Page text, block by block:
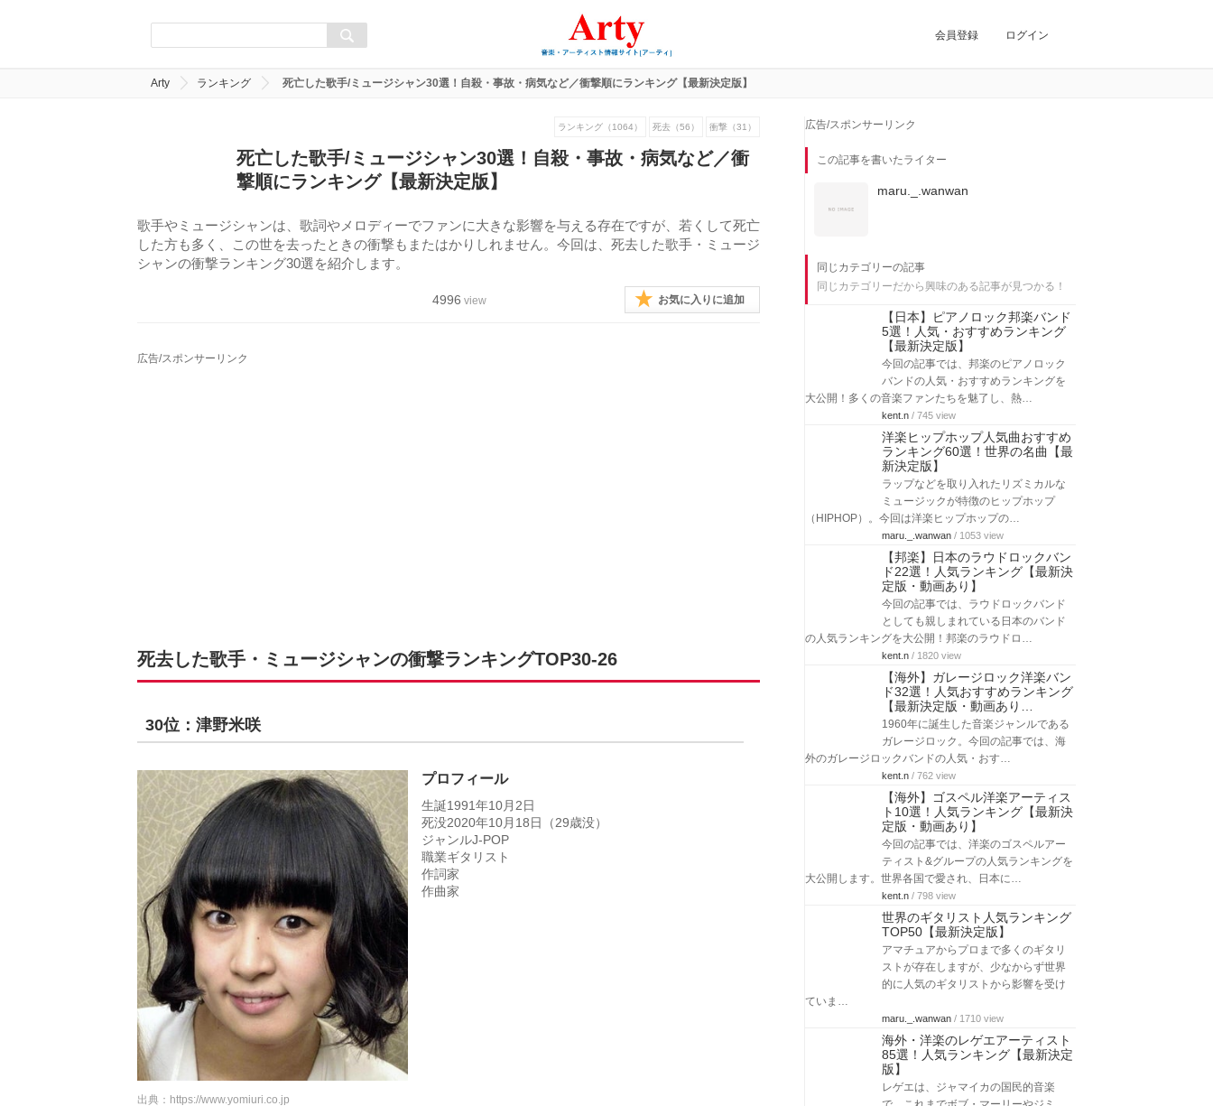
会員登録 ログイン
Arty ランキング 死亡した歌手/ミュージシャン30選！自殺・事故・病気など／衝撃順にランキング【最新決定版】
ランキング（1064） 死去（56） 衝撃（31）
死亡した歌手/ミュージシャン30選！自殺・事故・病気など／衝
撃順にランキング【最新決定版】
歌手やミュージシャンは、歌詞やメロディーでファンに大きな影響を与える存在ですが、若くして死亡
した方も多く、この世を去ったときの衝撃もまたはかりしれません。今回は、死去した歌手・ミュージ
シャンの衝撃ランキング30選を紹介します。
4996 view お気に入りに追加
広告/スポンサーリンク
死去した歌手・ミュージシャンの衝撃ランキングTOP30-26
30位：津野米咲
プロフィール
生誕1991年10月2日
死没2020年10月18日（29歳没）
ジャンルJ-POP
職業ギタリスト
作詞家
作曲家
出典： https://www.yomiuri.co.jp
広告/スポンサーリンク
この記事を書いたライター
maru._.wanwan
同じカテゴリーの記事
同じカテゴリーだから興味のある記事が見つかる！
【日本】ピアノロック邦楽バンド
5選！人気・おすすめランキング
【最新決定版】
今回の記事では、邦楽のピアノロック
バンドの人気・おすすめランキングを
大公開！多くの音楽ファンたちを魅了し、熱…
kent.n / 745 view
洋楽ヒップホップ人気曲おすすめ
ランキング60選！世界の名曲【最
新決定版】
ラップなどを取り入れたリズミカルな
ミュージックが特徴のヒップホップ
（HIPHOP）。今回は洋楽ヒップホップの…
maru._.wanwan / 1053 view
【邦楽】日本のラウドロックバン
ド22選！人気ランキング【最新決
定版・動画あり】
今回の記事では、ラウドロックバンド
としても親しまれている日本のバンド
の人気ランキングを大公開！邦楽のラウドロ…
kent.n / 1820 view
【海外】ガレージロック洋楽バン
ド32選！人気おすすめランキング
【最新決定版・動画あり…
1960年に誕生した音楽ジャンルである
ガレージロック。今回の記事では、海
外のガレージロックバンドの人気・おす…
kent.n / 762 view
【海外】ゴスペル洋楽アーティス
ト10選！人気ランキング【最新決
定版・動画あり】
今回の記事では、洋楽のゴスペルアー
ティスト&グループの人気ランキングを
大公開します。世界各国で愛され、日本に…
kent.n / 798 view
世界のギタリスト人気ランキング
TOP50【最新決定版】
アマチュアからプロまで多くのギタリ
ストが存在しますが、少なからず世界
的に人気のギタリストから影響を受け
ていま…
maru._.wanwan / 1710 view
海外・洋楽のレゲエアーティスト
85選！人気ランキング【最新決定
版】
レゲエは、ジャマイカの国民的音楽